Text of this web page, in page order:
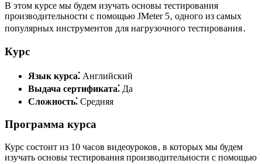
В этом курсе мы будем изучать основы тестирования
производительности с помощью JMeter 5‚ одного из самых
популярных инструментов для нагрузочного тестирования․
Курс
Язык курса⁚ Английский
Выдача сертификата⁚ Да
Сложность⁚ Средняя
Программа курса
Курс состоит из 10 часов видеоуроков‚ в которых мы будем
изучать основы тестирования производительности с помощью